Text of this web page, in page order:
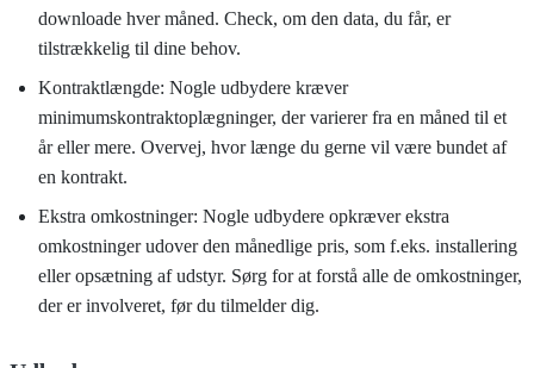
downloade hver måned. Check, om den data, du får, er
tilstrækkelig til dine behov.
Kontraktlængde: Nogle udbydere kræver
minimumskontraktoplægninger, der varierer fra en måned til et
år eller mere. Overvej, hvor længe du gerne vil være bundet af
en kontrakt.
Ekstra omkostninger: Nogle udbydere opkræver ekstra
omkostninger udover den månedlige pris, som f.eks. installering
eller opsætning af udstyr. Sørg for at forstå alle de omkostninger,
der er involveret, før du tilmelder dig.